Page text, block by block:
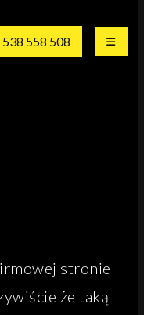
558 508
stronie
że taką